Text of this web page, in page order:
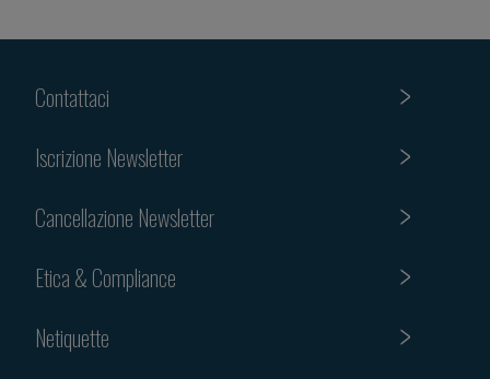
Contattaci
Iscrizione Newsletter
Cancellazione Newsletter
Etica & Compliance
Netiquette